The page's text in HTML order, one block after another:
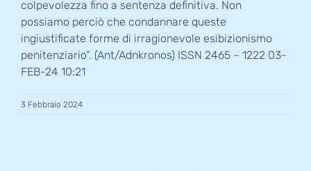
colpevolezza fino a sentenza definitiva. Non
possiamo perciò che condannare queste
ingiustificate forme di irragionevole esibizionismo
penitenziario”. (Ant/Adnkronos) ISSN 2465 – 1222 03-
FEB-24 10:21
3 Febbraio 2024